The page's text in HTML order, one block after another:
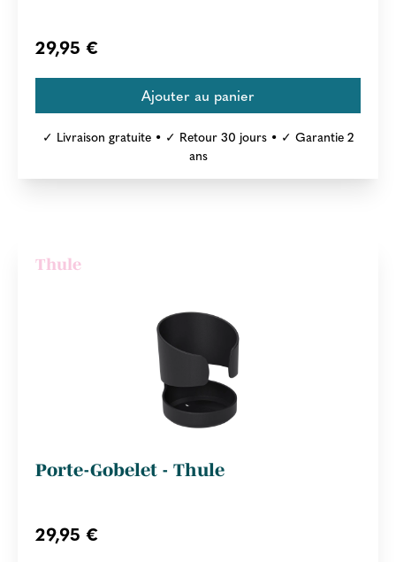
29,95 €
✓ Livraison gratuite • ✓ Retour 30 jours • ✓ Garantie 2
ans
Thule
Porte-Gobelet - Thule
29,95 €